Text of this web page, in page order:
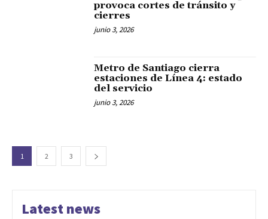
provoca cortes de tránsito y
cierres
junio 3, 2026
Metro de Santiago cierra
estaciones de Línea 4: estado
del servicio
junio 3, 2026
1 2 3
Latest news